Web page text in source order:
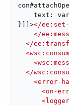
text:
}]]></ee:set-
</
</
<
<
</
<error-
<on-
<logger